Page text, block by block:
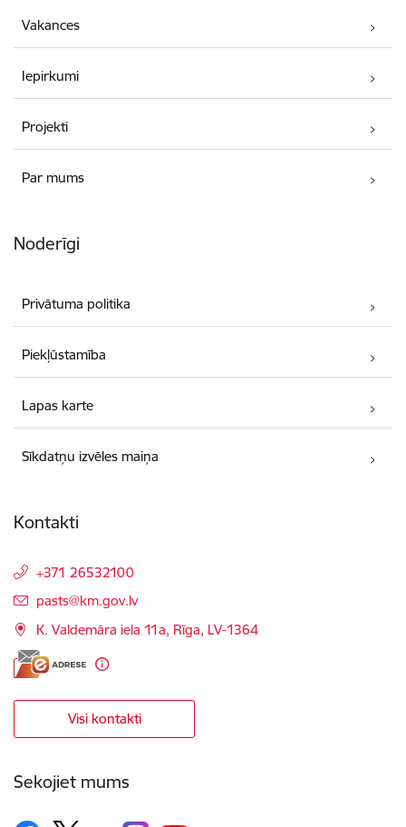
Vakances
Iepirkumi
Projekti
Par mums
Noderīgi
Privātuma politika
Piekļūstamība
Lapas karte
Sīkdatņu izvēles maiņa
Kontakti
+371 26532100
E-pasts:
pasts@km.gov.lv
K. Valdemāra iela 11a, Rīga, LV-1364
Visi kontakti
Sekojiet mums